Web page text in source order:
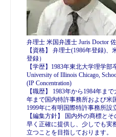
弁理士 米国弁護士 Juris Doctor
【資格】 弁理士(1986年登録)
登録）
【学歴】1983年東北大学理学
University of Illinois Chicago,
(IP Concentration)
【職歴】 1983年から1984年ま
年まで国内特許事務所および米
1999年に有明国際特許事務所設
【編集方針】 国内外の商標と
早く正確に提供し、少しでも実
立つことを目指しております。